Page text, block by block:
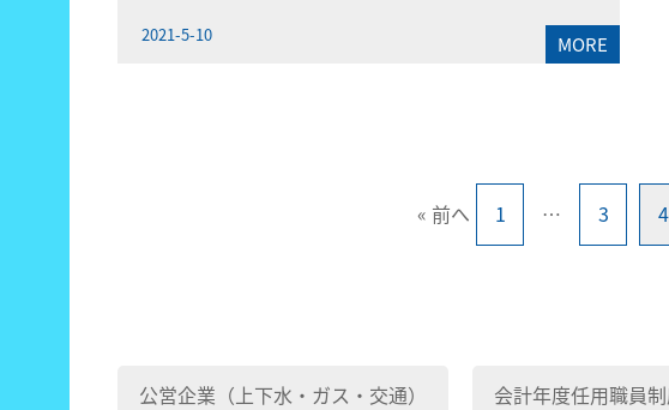
2021-5-10 MORE
« 前へ 1 … 3 4
公営企業（上下水・ガス・交通） 会計年度任用職員